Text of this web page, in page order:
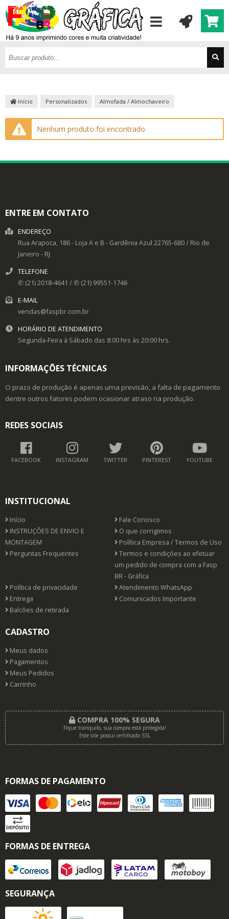
Início Personalizados Almofada / Almochaveiro
Nenhum produto foi encontrado
ENTRE EM CONTATO
ENDEREÇO
Rua Arapoca, 186 - Loja A e B - Gardênia Azul 22765-680/ Rio de
Janeiro - RJ
TELEFONE
✆ (21) 2018-4641 / ✆ (21) 99551-1746
E-MAIL
vendas@faspbr.com.br
HORÁRIO DE ATENDIMENTO
Segunda-Feira à Sábado das 8:00 hrs às 20:00 hrs.
INFORMAÇÕES TÉCNICAS
O prazo de produção é apenas uma previsão, a falta de pagamento
dentre outros fatores podem ocasionar atraso na produção.
REDES SOCIAIS
FACEBOOK INSTAGRAM TWITTER PINTEREST YOUTUBE
INSTITUCIONAL
Início
Fale Conosco
INSTRUÇÕES DE ENVIO E
MONTAGEM
O que corrigimos
Política Empresa / Termos de Uso
Perguntas Frequentes
Termos e condições ao efetuar
um pedido de compra com a Fasp
BR - Gráfica
Política de privacidade
Atendimento WhatsApp
Entrega
Comunicados Importante
Balcões de retirada
CADASTRO
Meus dados
Pagamentos
Meus Pedidos
Carrinho
COMPRA 100% SEGURA
Fique tranquilo, sua compra está protegida!
Este site possui certificado SSL
FORMAS DE PAGAMENTO
FORMAS DE ENTREGA
SEGURANÇA